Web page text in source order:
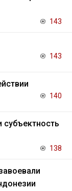
143
143
140
субъектность
138